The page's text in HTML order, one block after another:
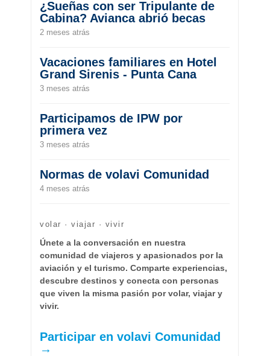
¿Sueñas con ser Tripulante de
Cabina? Avianca abrió becas
2 meses atrás
Vacaciones familiares en Hotel
Grand Sirenis - Punta Cana
3 meses atrás
Participamos de IPW por
primera vez
3 meses atrás
Normas de volavi Comunidad
4 meses atrás
volar · viajar · vivir
Únete a la conversación en nuestra
comunidad de viajeros y apasionados por la
aviación y el turismo. Comparte experiencias,
descubre destinos y conecta con personas
que viven la misma pasión por volar, viajar y
vivir.
Participar en volavi Comunidad
→